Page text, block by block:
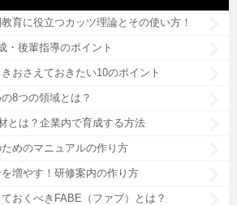
育に役立つカッツ理論とその使い方！
・後輩指導のポイント
おさえておきたい10のポイント
8つの領域とは？
とは？企業内で育成する方法
ためのマニュアルの作り方
増やす！研修案内の作り方
おくべきFABE（ファブ）とは？